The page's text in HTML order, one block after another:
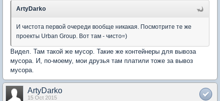
ArtyDarko
И чистота первой очереди вообще никакая. Посмотрите те же
проекты Urban Group. Вот там - чисто=)
Видел. Там такой же мусор. Такие же контейнеры для вывоза
мусора. И, по-моему, мои друзья там платили тоже за вывоз
мусора.
ArtyDarko
15 Oct 2015